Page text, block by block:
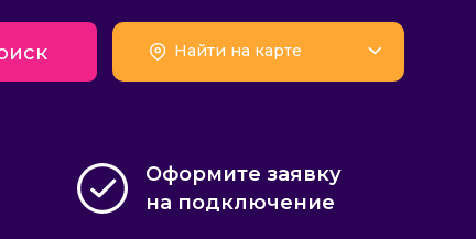
Найти на карте
Оформите заявку
на подключение